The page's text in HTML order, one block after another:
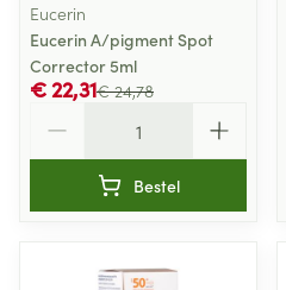
Eucerin
Eucerin A/pigment Spot
Corrector 5ml
€ 24,78
€ 22,31
Bestel